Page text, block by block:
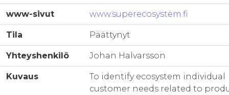
www-sivut www.superecosystem.fi
Tila Päättynyt
Yhteyshenkilö Johan Halvarsson
Kuvaus
To identify ecosystem individual
customer needs related to